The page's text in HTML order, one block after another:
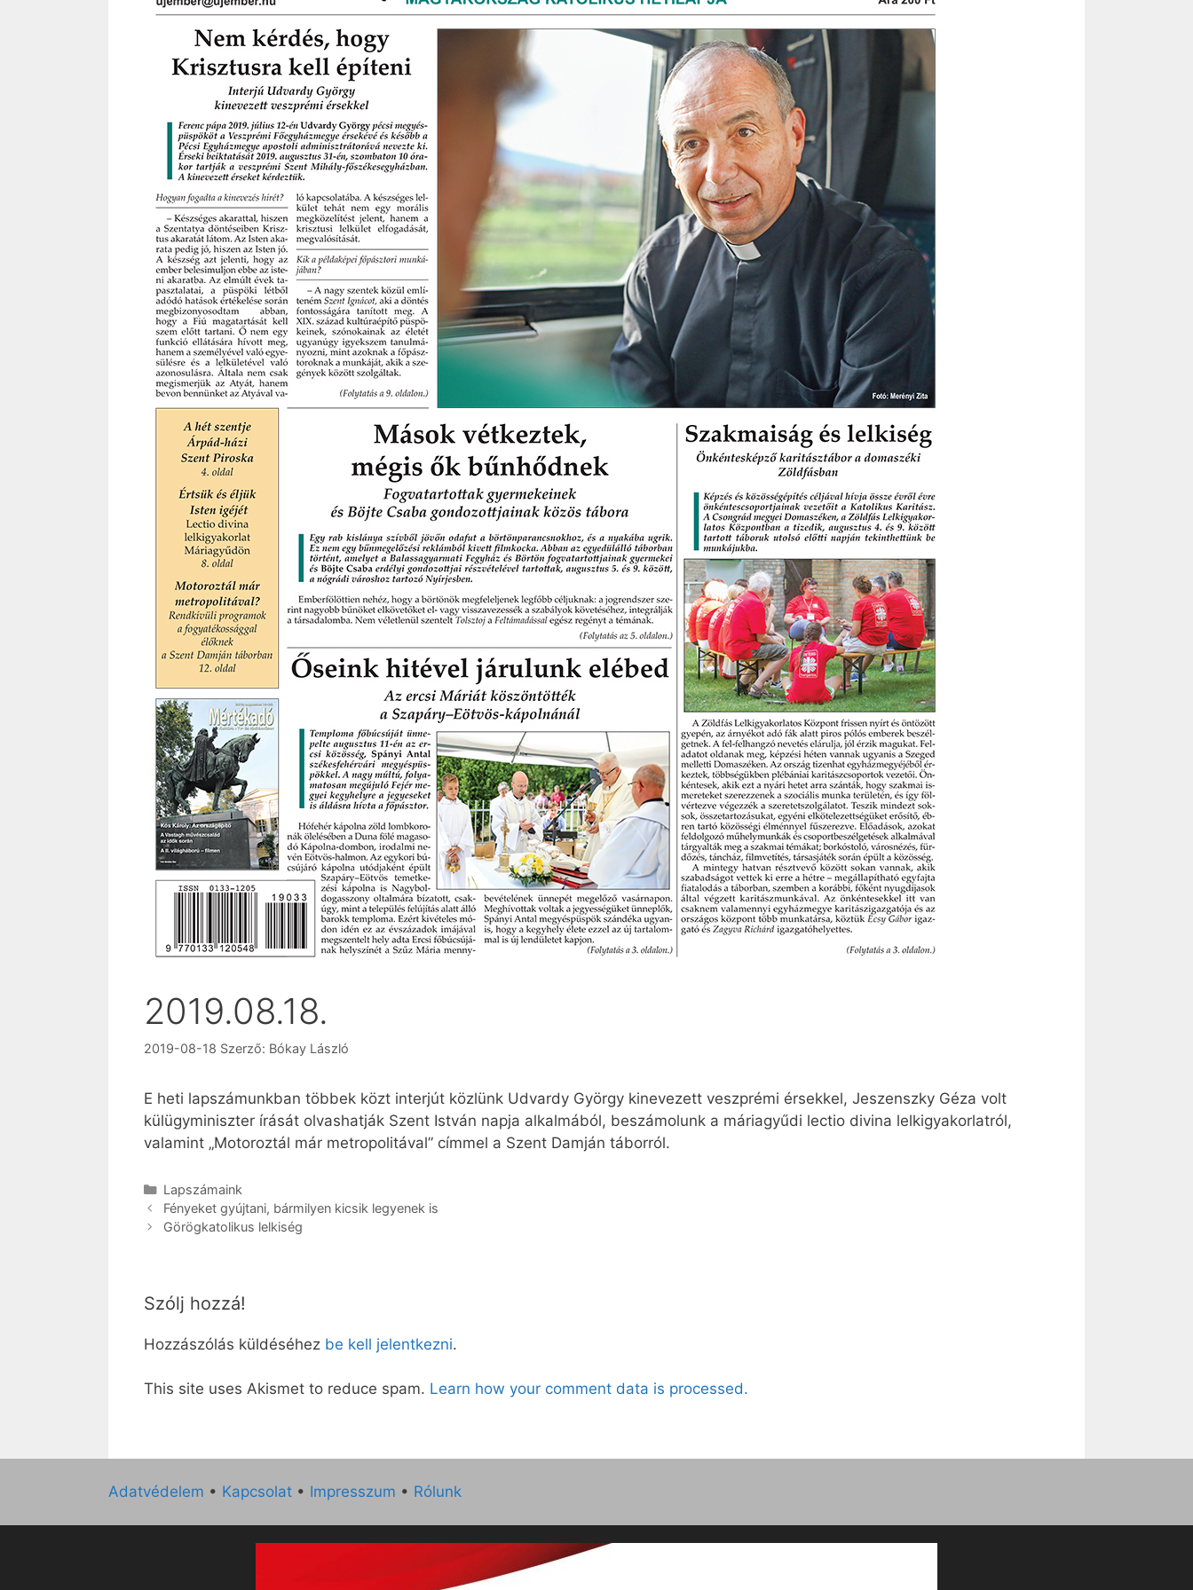
2019.08.18.
2019-08-18 Szerző: Bókay László
E heti lapszámunkban többek közt interjút közlünk Udvardy György kinevezett veszprémi érsekkel, Jeszenszky Géza volt
külügyminiszter írását olvashatják Szent István napja alkalmából, beszámolunk a máriagyűdi lectio divina lelkigyakorlatról,
valamint „Motoroztál már metropolitával” címmel a Szent Damján táborról.
Kategória
Lapszámaink
Fényeket gyújtani, bármilyen kicsik legyenek is
Görögkatolikus lelkiség
Szólj hozzá!
Hozzászólás küldéséhez be kell jelentkezni.
This site uses Akismet to reduce spam. Learn how your comment data is processed.
Adatvédelem • Kapcsolat • Impresszum • Rólunk